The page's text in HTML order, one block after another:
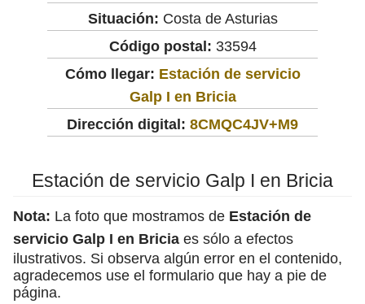
Situación: Costa de Asturias
Código postal: 33594
Cómo llegar: Estación de servicio
Galp I en Bricia
Dirección digital: 8CMQC4JV+M9
Estación de servicio Galp I en Bricia
Nota: La foto que mostramos de Estación de
servicio Galp I en Bricia es sólo a efectos
ilustrativos. Si observa algún error en el contenido,
agradecemos use el formulario que hay a pie de
página.